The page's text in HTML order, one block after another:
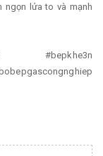
ngọn lửa to và mạnh
#bepkhe3n